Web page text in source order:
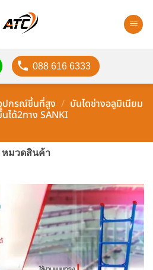
088 616 6333
ปกรณ์ขึ้นที่สูง / บันไดช่างอลูมิเนียม
นได้2ทาง SANKI
หมวดสินค้า